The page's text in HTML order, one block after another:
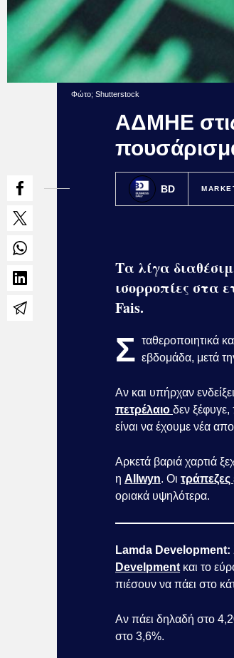
Φώτο; Shutterstock
ΑΔΜΗΕ
BD
Τα λίγα
ισορροπίες στα
Fais.
Σ ταθεροποιητικά
εβδομάδα, μετά
Αν και υπήρχαν
πετρέλαιο δεν
είναι να έχουμε νέα
Αρκετά βαριά χαρτιά
η Allwyn. Οι τράπεζες
οριακά υψηλότερα.
Lamda Development:
Develpment και το
πιέσουν να πάει στο
Αν πάει δηλαδή στο
στο 3,6%.